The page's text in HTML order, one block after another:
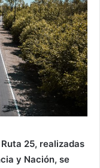
25, realizadas
y Nación, se